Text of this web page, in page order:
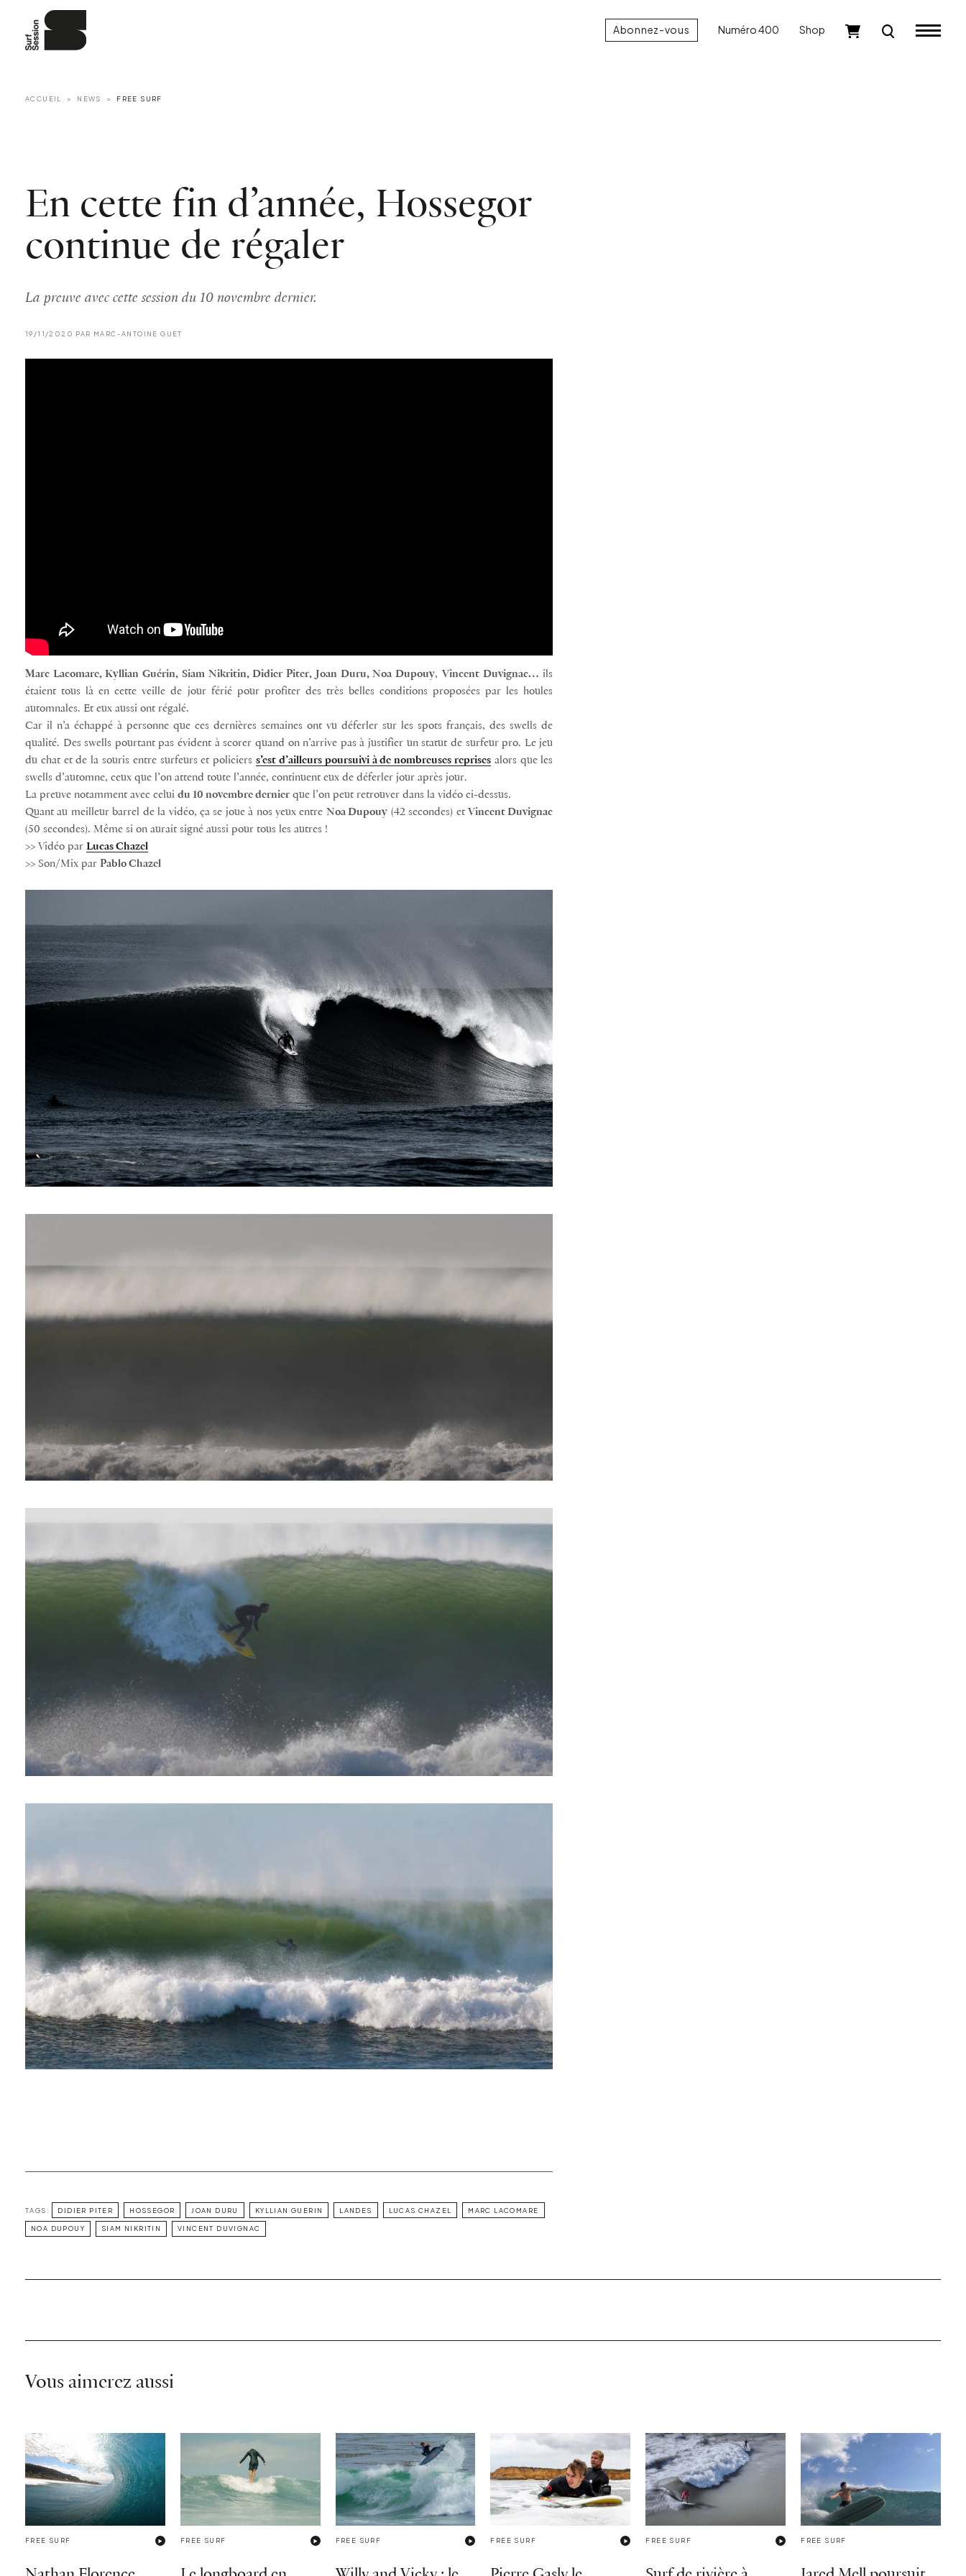
Abonnez-vous Numéro 400 Shop
ACCUEIL NEWS FREE SURF
En cette fin d’année, Hossegor
continue de régaler
La preuve avec cette session du 10 novembre dernier.
19/11/2020 PAR MARC-ANTOINE GUET
Marc Lacomare, Kyllian Guérin, Siam Nikritin, Didier Piter, Joan Duru, Noa Dupouy, Vincent Duvignac… ils
étaient tous là en cette veille de jour férié pour profiter des très belles conditions proposées par les houles
automnales. Et eux aussi ont régalé.
Car il n’a échappé à personne que ces dernières semaines ont vu déferler sur les spots français, des swells de
qualité. Des swells pourtant pas évident à scorer quand on n’arrive pas à justifier un statut de surfeur pro. Le jeu
du chat et de la souris entre surfeurs et policierss’est d’ailleurs poursuivi à de nombreuses reprisesalors que les
swells d’automne, ceux que l’on attend toute l’année, continuent eux de déferler jour après jour.
La preuve notamment avec celui du 10 novembre dernier que l’on peut retrouver dans la vidéo ci-dessus.
Quant au meilleur barrel de la vidéo, ça se joue à nos yeux entre Noa Dupouy (42 secondes) etVincent Duvignac
(50 secondes). Même si on aurait signé aussi pour tous les autres !
>> Vidéo par Lucas Chazel
>> Son/Mix par Pablo Chazel
TAGS: DIDIER PITER HOSSEGOR JOAN DURU KYLLIAN GUERIN LANDES LUCAS CHAZEL MARC LACOMARE
NOA DUPOUY SIAM NIKRITIN VINCENT DUVIGNAC
Vous aimerez aussi
FREE SURF FREE SURF FREE SURF FREE SURF FREE SURF FREE SURF